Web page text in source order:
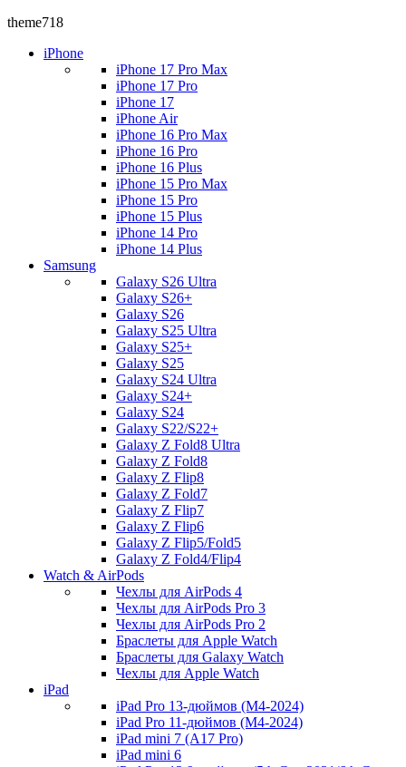
theme718
iPhone
iPhone 17 Pro Max
iPhone 17 Pro
iPhone 17
iPhone Air
iPhone 16 Pro Max
iPhone 16 Pro
iPhone 16 Plus
iPhone 15 Pro Max
iPhone 15 Pro
iPhone 15 Plus
iPhone 14 Pro
iPhone 14 Plus
Samsung
Galaxy S26 Ultra
Galaxy S26+
Galaxy S26
Galaxy S25 Ultra
Galaxy S25+
Galaxy S25
Galaxy S24 Ultra
Galaxy S24+
Galaxy S24
Galaxy S22/S22+
Galaxy Z Fold8 Ultra
Galaxy Z Fold8
Galaxy Z Flip8
Galaxy Z Fold7
Galaxy Z Flip7
Galaxy Z Flip6
Galaxy Z Flip5/Fold5
Galaxy Z Fold4/Flip4
Watch & AirPods
Чехлы для AirPods 4
Чехлы для AirPods Pro 3
Чехлы для AirPods Pro 2
Браслеты для Apple Watch
Браслеты для Galaxy Watch
Чехлы для Apple Watch
iPad
iPad Pro 13-дюймов (M4-2024)
iPad Pro 11-дюймов (M4-2024)
iPad mini 7 (A17 Pro)
iPad mini 6